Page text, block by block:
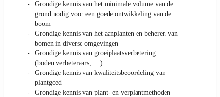
Grondige kennis van het minimale volume van de
grond nodig voor een goede ontwikkeling van de
boom
Grondige kennis van het aanplanten en beheren van
bomen in diverse omgevingen
Grondige kennis van groeiplaatsverbetering
(bodemverbeteraars, …)
Grondige kennis van kwaliteitsbeoordeling van
plantgoed
Grondige kennis van plant- en verplantmethoden